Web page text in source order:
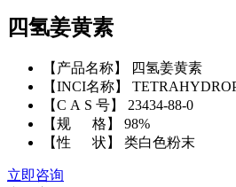
四氢姜黄素
【产品名称】 四氢姜黄素
【INCI名称】
【C A S 号】 23434-88-0
【规 格】 98%
【性 状】 类白色粉末
立即咨询